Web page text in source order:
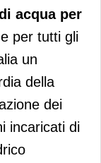
acqua per
per tutti gli
un
della
dei
incaricati di